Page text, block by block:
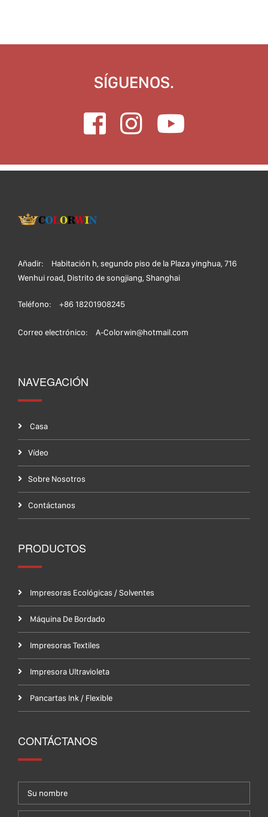
SÍGUENOS.
Añadir:
Habitación h, segundo piso de la Plaza yinghua, 716
Wenhui road, Distrito de songjiang, Shanghai
Teléfono: +86 18201908245
Correo electrónico: A-Colorwin@hotmail.com
NAVEGACIÓN
Casa
Vídeo
Sobre Nosotros
Contáctanos
PRODUCTOS
Impresoras Ecológicas / Solventes
Máquina De Bordado
Impresoras Textiles
Impresora Ultravioleta
Pancartas Ink / Flexible
CONTÁCTANOS